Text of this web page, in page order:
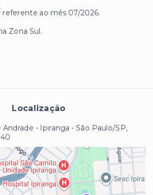
ao mês 07/2026.
Zona Sul.
Localização
- Ipiranga - São Paulo/SP,